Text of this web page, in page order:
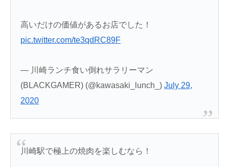
高いだけの価値があるお店でした！
pic.twitter.com/te3qdRC89F
— 川崎ランチ食い倒れサラリーマン
(BLACKGAMER) (@kawasaki_lunch_)July 29,
2020
川崎駅で極上の焼肉を楽しむなら！